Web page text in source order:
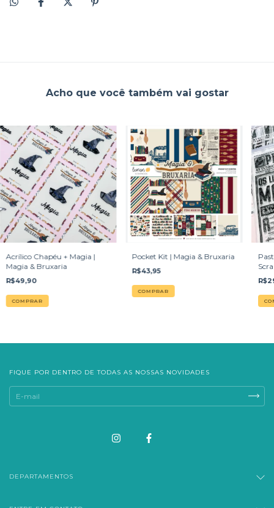
Acho que você também vai gostar
Acrílico Chapéu + Magia |
Magia & Bruxaria
R$49,90
Pocket Kit | Magia & Bruxaria
R$43,95
FIQUE POR DENTRO DE TODAS AS NOSSAS NOVIDADES
DEPARTAMENTOS